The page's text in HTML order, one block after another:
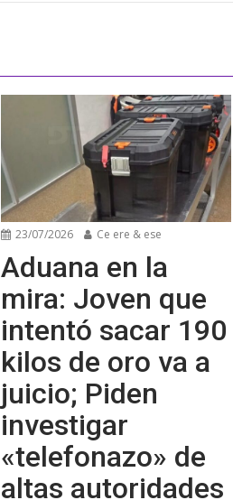
23/07/2026 Ce ere & ese
Aduana en la
mira: Joven que
intentó sacar 190
kilos de oro va a
juicio; Piden
investigar
«telefonazo» de
altas autoridades